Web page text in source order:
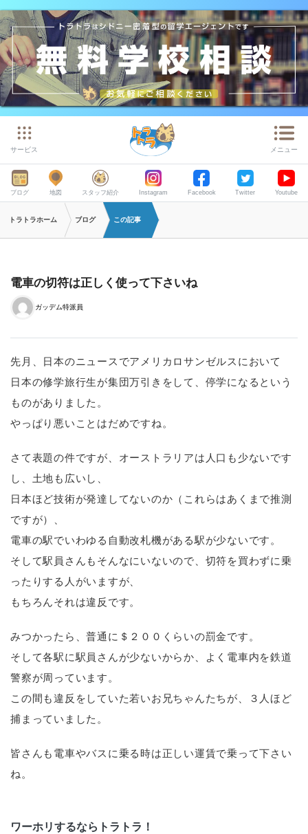
サービス メニュー
ブログ 地図 スタッフ紹介 Instagram Facebook Twitter Youtube
トラトラホーム ブログ この記事
電車の切符は正しく使って下さいね
ガッデム特派員
先月、日本のニュースでアメリカロサンゼルスにおいて
日本の修学旅行生が集団万引きをして、停学になるという
ものがありました。
やっぱり悪いことはだめですね。
さて表題の件ですが、オーストラリアは人口も少ないです
し、土地も広いし、
日本ほど技術が発達してないのか（これらはあくまで推測
ですが）、
電車の駅でいわゆる自動改札機がある駅が少ないです。
そして駅員さんもそんなにいないので、切符を買わずに乗
ったりする人がいますが、
もちろんそれは違反です。
みつかったら、普通に＄２００くらいの罰金です。
そして各駅に駅員さんが少ないからか、よく電車内を鉄道
警察が周っています。
この間も違反をしていた若いお兄ちゃんたちが、３人ほど
捕まっていました。
皆さんも電車やバスに乗る時は正しい運賃で乗って下さい
ね。
ワーホリするならトラトラ！